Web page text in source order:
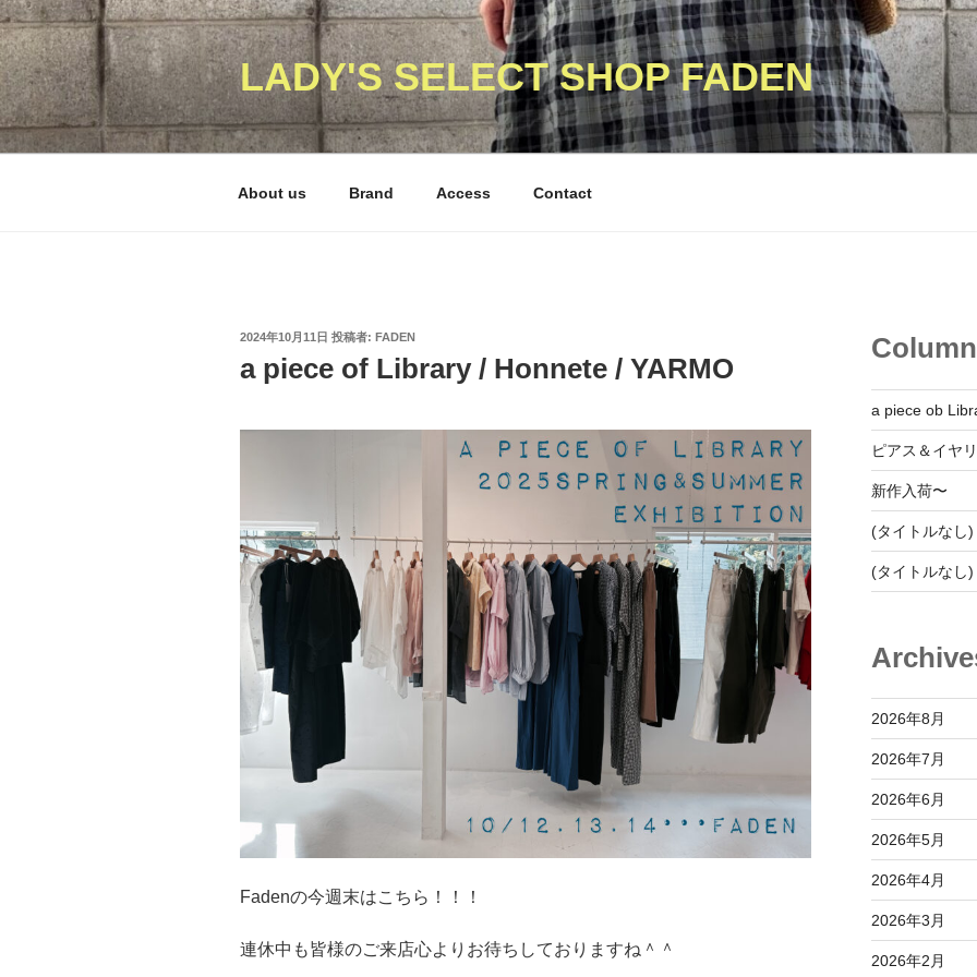
コ
ン
テ
ン
ツ
へ
LADY'S SELECT SHOP FADEN
About us Brand Access Contact
投
日:
2024年10月11日 投稿者: FADEN
a piece of Library / Honnete / YARMO
Fadenの今週末はこちら！！！
連休中も皆様のご来店心よりお待ちしておりますね＾＾
Column
a piece ob
ピアス＆イヤ
新作入荷〜
(タイトルなし)
(タイトルなし)
2026年8月
2026年7月
2026年6月
2026年5月
2026年4月
2026年3月
2026年2月